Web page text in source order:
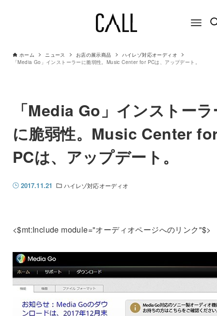
ホーム ニュース お店の展示商品
ハイレゾ対応オーディオ
「Media Go」インストーラーに脆弱性。Music Center for PCは、アップデート。
「Media Go」インストー
に脆弱性。Music Center
PCは、アップデート。
2017.11.21 ハイレゾ対応オーディオ
<$mt:Include module="オーディオページへのリンク"$>